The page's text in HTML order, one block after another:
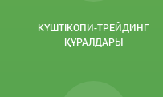
КҮШТІКОПИ-ТРЕЙДИНГ
ҚҰРАЛДАРЫ